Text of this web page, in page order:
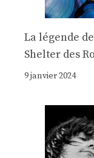
La légende
Shelter des
9 janvier 2024